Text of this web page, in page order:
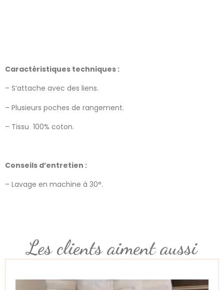
Caractéristiques techniques :
– S’attache avec des liens.
– Plusieurs poches de rangement.
– Tissu 100% coton.
Conseils d’entretien :
– Lavage en machine à 30°.
Les clients aiment aussi